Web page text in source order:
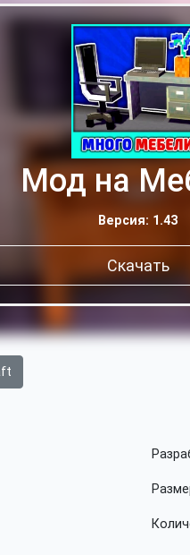
Мод на
Версия: 1.43
Скачать